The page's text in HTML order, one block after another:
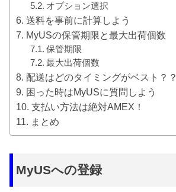
オプション選択
送料を事前に計算しよう
MyUSの保管期限と最大出荷個数
保管期限
最大出荷個数
配送はどのタイミングがベスト？？
困った時はMyUSに質問しよう
支払い方法は絶対AMEX！
まとめ
MyUSへの登録